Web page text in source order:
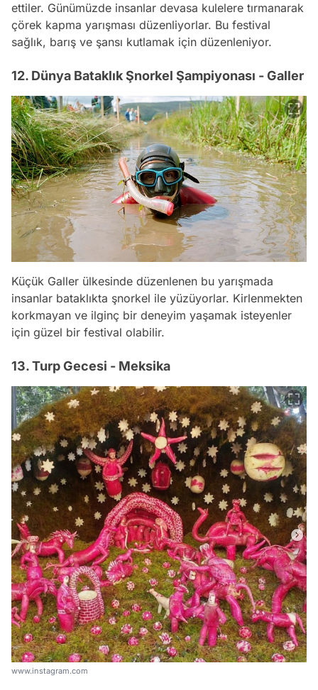
ettiler. Günümüzde insanlar devasa kulelere tırmanarak
çörek kapma yarışması düzenliyorlar. Bu festival
sağlık, barış ve şansı kutlamak için düzenleniyor.
12. Dünya Bataklık Şnorkel Şampiyonası - Galler
Küçük Galler ülkesinde düzenlenen bu yarışmada
insanlar bataklıkta şnorkel ile yüzüyorlar. Kirlenmekten
korkmayan ve ilginç bir deneyim yaşamak isteyenler
için güzel bir festival olabilir.
13. Turp Gecesi - Meksika
www.instagram.com